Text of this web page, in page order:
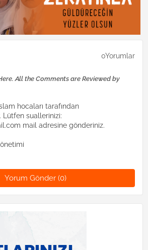
0Yorumlar
All the Comments are Reviewed by
hocaları tarafından
Lütfen suallerinizi:
mail adresine gönderiniz.
Yorum Gönder (0)